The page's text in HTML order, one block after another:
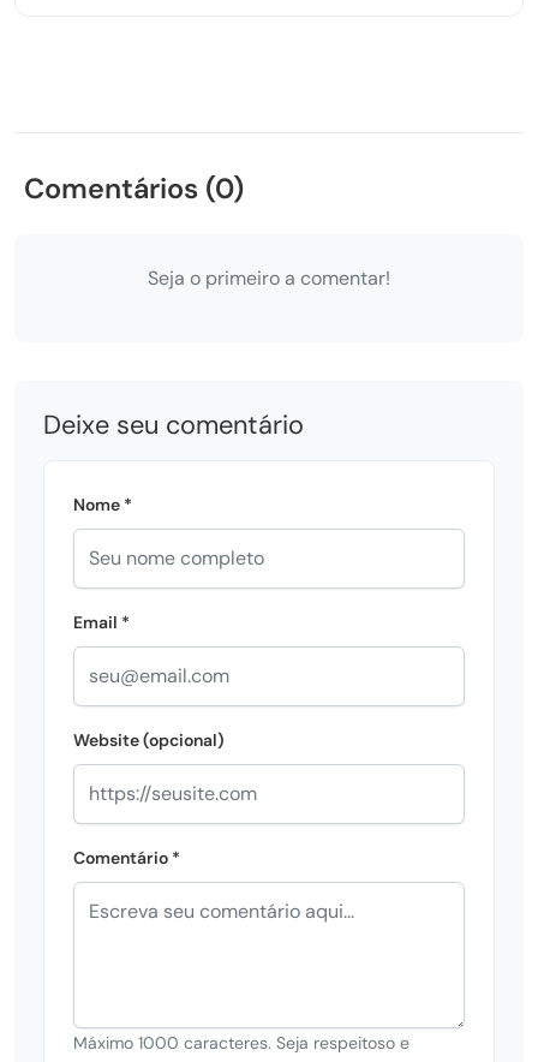
Comentários (0)
Seja o primeiro a comentar!
Deixe seu comentário
Nome *
Email *
Website (opcional)
Comentário *
Máximo 1000 caracteres. Seja respeitoso e